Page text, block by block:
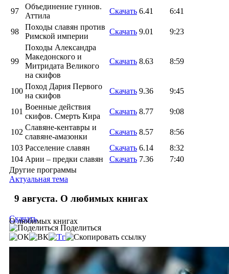
97
Объединение гуннов.
Аттила
Скачать 6.41 6:41
98
Походы славян против
Римской империи
Скачать 9.01 9:23
99
Походы Александра
Македонского и
Митридата Великого
на скифов
Скачать 8.63 8:59
100
Поход Дария Первого
на скифов
Скачать 9.36 9:45
101
Военные действия
скифов. Смерть Кира
Скачать 8.77 9:08
102
Славяне-кентавры и
славяне-амазонки
Скачать 8.57
8:56
103 Расселение славян Скачать 6.14
8:32
104 Арии – предки славян Скачать 7.36
7:40
Другие программы
Актуальная тема
9 августа. О любимых книгах
О любимых книгах
Скачать
Поделиться